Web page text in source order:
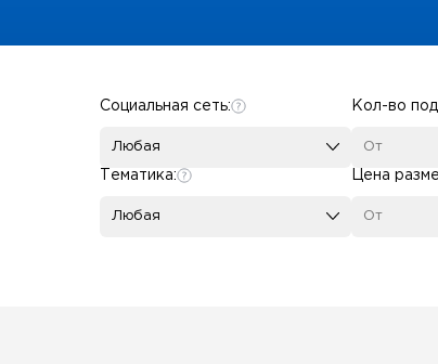
Тематика:
Любая
Социальная сеть:
Любая
Кол-во
Цена